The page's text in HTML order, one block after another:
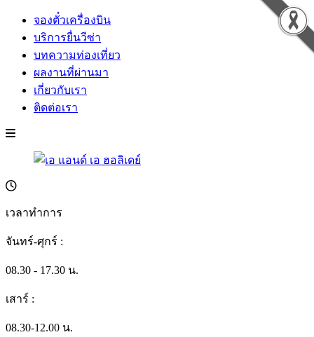
จองตั๋วเครื่องบิน
บริการยื่นวีซ่า
บทความท่องเที่ยว
ผลงานที่ผ่านมา
เกี่ยวกับเรา
ติดต่อเรา
เวลาทำการ
จันทร์-ศุกร์ :
08.30 - 17.30 น.
เสาร์ :
08.30-12.00 น.